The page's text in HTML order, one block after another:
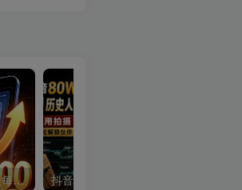
单身小众交友赛道，一个人每天轻松到手1000+，落地快、见效稳【揭秘】